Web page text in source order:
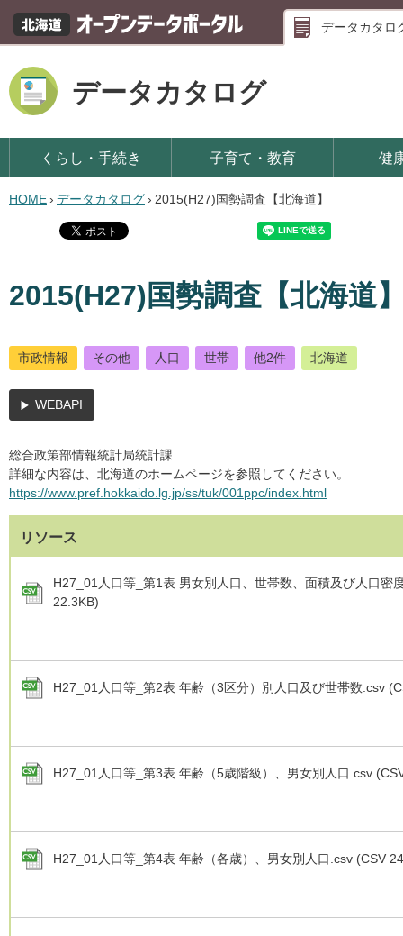
データカタロ
データカタログ
くらし・手続き 子育て・教育 健
HOME› データカタログ› 2015(H27)国勢調査【北海道】
2015(H27)国勢調査【北海道
市政情報 その他 人口 世帯 他2件 北海道
WEBAPI
総合政策部情報統計局統計課
詳細な内容は、北海道のホームページを参照してください。
https://www.pref.hokkaido.lg.jp/ss/tuk/001ppc/index.html
リソース
H27_01人口等_第1表 男女別人口、世帯数、面積及び人口密
22.3KB)
H27_01人口等_第2表 年齢（3区分）別人口及び世帯数.csv
H27_01人口等_第3表 年齢（5歳階級）、男女別人口.csv
H27_01人口等_第4表 年齢（各歳）、男女別人口.csv (CSV